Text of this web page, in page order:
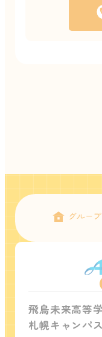
グルー
飛鳥未来高等
札幌キャンパス